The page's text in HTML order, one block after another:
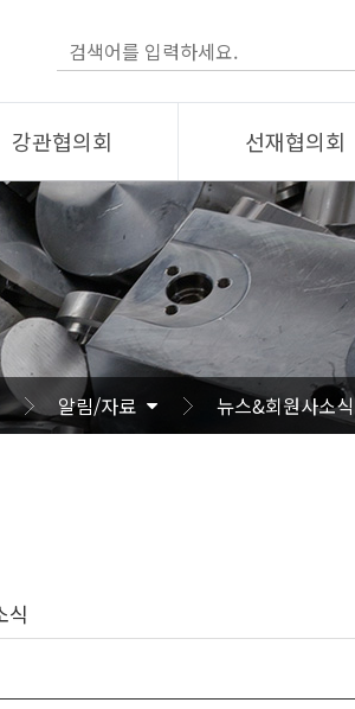
강관협의회
품 소개
원사
의회 소개
지/자료
술자문
진/영상
선재협의회
제품소개
회원사
선재협의회
알림/자료
사진/영상
알림/자료 뉴스&회원사소식
식